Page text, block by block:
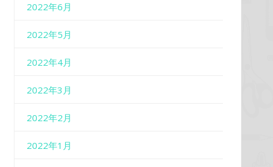
2022年6月
2022年5月
2022年4月
2022年3月
2022年2月
2022年1月